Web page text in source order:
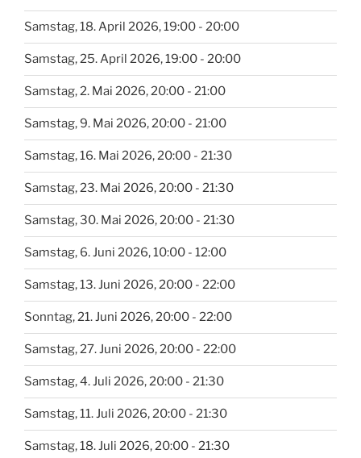
Samstag, 18. April 2026, 19:00 - 20:00
Samstag, 25. April 2026, 19:00 - 20:00
Samstag, 2. Mai 2026, 20:00 - 21:00
Samstag, 9. Mai 2026, 20:00 - 21:00
Samstag, 16. Mai 2026, 20:00 - 21:30
Samstag, 23. Mai 2026, 20:00 - 21:30
Samstag, 30. Mai 2026, 20:00 - 21:30
Samstag, 6. Juni 2026, 10:00 - 12:00
Samstag, 13. Juni 2026, 20:00 - 22:00
Sonntag, 21. Juni 2026, 20:00 - 22:00
Samstag, 27. Juni 2026, 20:00 - 22:00
Samstag, 4. Juli 2026, 20:00 - 21:30
Samstag, 11. Juli 2026, 20:00 - 21:30
Samstag, 18. Juli 2026, 20:00 - 21:30